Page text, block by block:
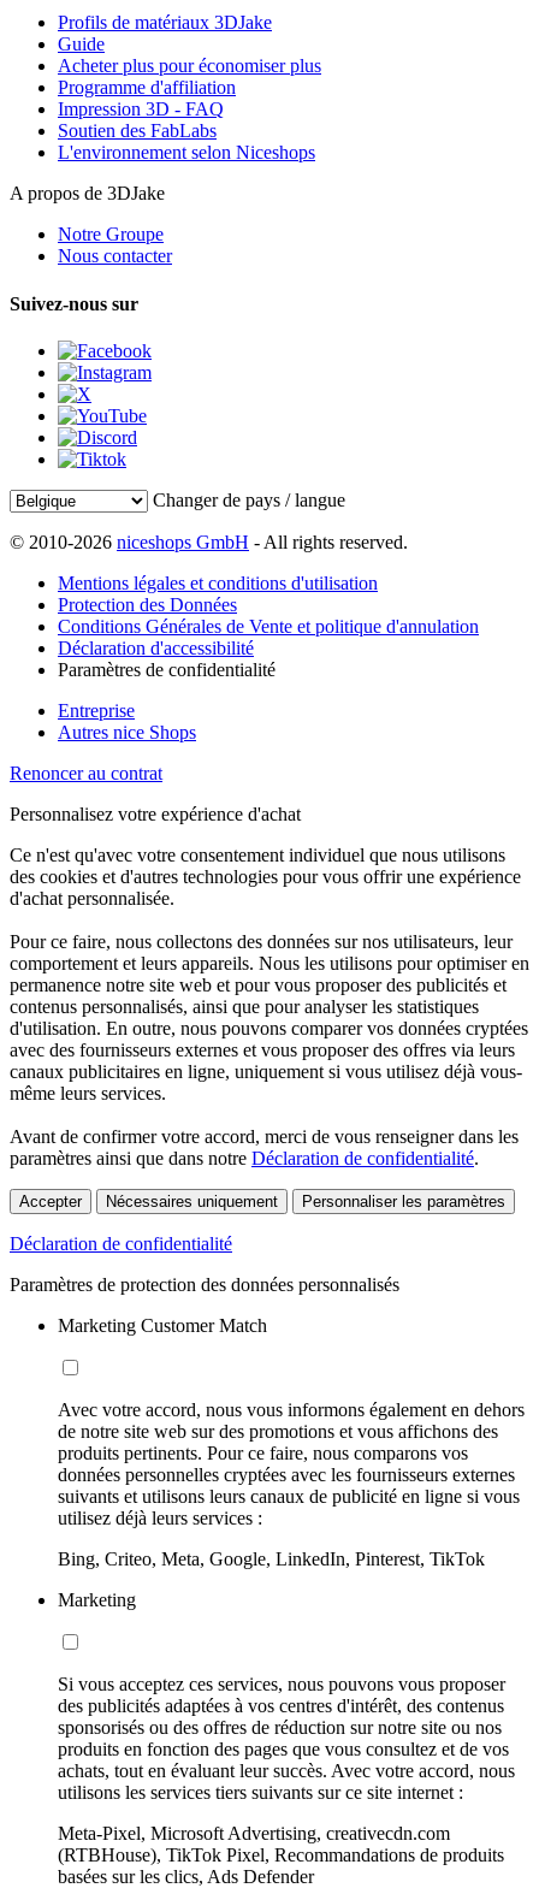
Profils de matériaux 3DJake
Guide
Acheter plus pour économiser plus
Programme d'affiliation
Impression 3D - FAQ
Soutien des FabLabs
L'environnement selon Niceshops
A propos de 3DJake
Notre Groupe
Nous contacter
Suivez-nous sur
Changer de pays / langue
© 2010-2026 niceshops GmbH - All rights reserved.
Mentions légales et conditions d'utilisation
Protection des Données
Conditions Générales de Vente et politique d'annulation
Déclaration d'accessibilité
Paramètres de confidentialité
Entreprise
Autres nice Shops
Renoncer au contrat
Personnalisez votre expérience d'achat
Ce n'est qu'avec votre consentement individuel que nous utilisons
des cookies et d'autres technologies pour vous offrir une expérience
d'achat personnalisée.
Pour ce faire, nous collectons des données sur nos utilisateurs, leur
comportement et leurs appareils. Nous les utilisons pour optimiser en
permanence notre site web et pour vous proposer des publicités et
contenus personnalisés, ainsi que pour analyser les statistiques
d'utilisation. En outre, nous pouvons comparer vos données cryptées
avec des fournisseurs externes et vous proposer des offres via leurs
canaux publicitaires en ligne, uniquement si vous utilisez déjà vous-
même leurs services.
Avant de confirmer votre accord, merci de vous renseigner dans les
paramètres ainsi que dans notre Déclaration de confidentialité.
Accepter Nécessaires uniquement Personnaliser les paramètres
Déclaration de confidentialité
Paramètres de protection des données personnalisés
Marketing Customer Match
Avec votre accord, nous vous informons également en dehors
de notre site web sur des promotions et vous affichons des
produits pertinents. Pour ce faire, nous comparons vos
données personnelles cryptées avec les fournisseurs externes
suivants et utilisons leurs canaux de publicité en ligne si vous
utilisez déjà leurs services :
Bing, Criteo, Meta, Google, LinkedIn, Pinterest, TikTok
Marketing
Si vous acceptez ces services, nous pouvons vous proposer
des publicités adaptées à vos centres d'intérêt, des contenus
sponsorisés ou des offres de réduction sur notre site ou nos
produits en fonction des pages que vous consultez et de vos
achats, tout en évaluant leur succès. Avec votre accord, nous
utilisons les services tiers suivants sur ce site internet :
Meta-Pixel, Microsoft Advertising, creativecdn.com
(RTBHouse), TikTok Pixel, Recommandations de produits
basées sur les clics, Ads Defender